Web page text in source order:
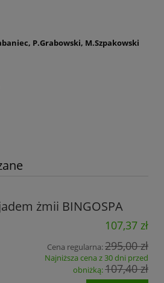
P.Grabowski, M.Szpakowski
żmii BINGOSPA
107,37 zł
Cena regularna:295,00 zł
Najniższa cena z 30 dni przed
obniżką:107,40 zł